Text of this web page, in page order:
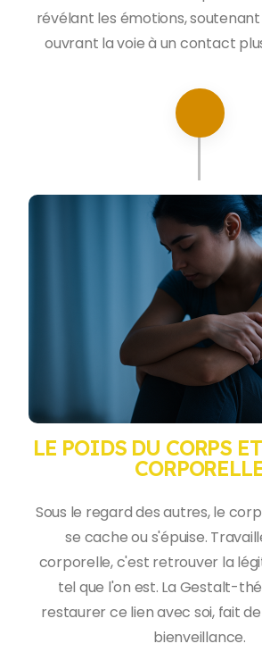
révélant les émotions,
ouvrant la voie à un contact
LE POIDS DU CORPS
Sous le regard des autres, le
se cache ou s'épuise.
corporelle, c'est retrouver la
tel que l'on est. La Gestalt-
restaurer ce lien avec soi, fait
bienveillance.